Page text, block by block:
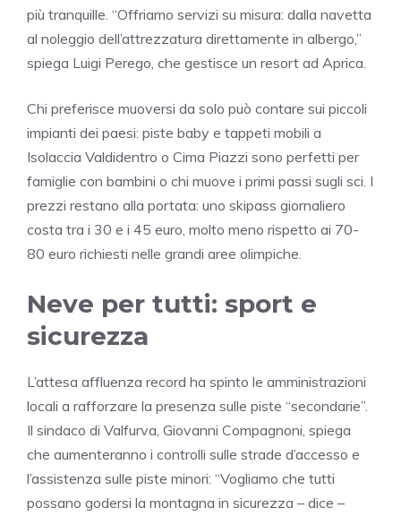
più tranquille. “Offriamo servizi su misura: dalla navetta
al noleggio dell’attrezzatura direttamente in albergo,”
spiega Luigi Perego, che gestisce un resort ad Aprica.
Chi preferisce muoversi da solo può contare sui piccoli
impianti dei paesi: piste baby e tappeti mobili a
Isolaccia Valdidentro o Cima Piazzi sono perfetti per
famiglie con bambini o chi muove i primi passi sugli sci. I
prezzi restano alla portata: uno skipass giornaliero
costa tra i 30 e i 45 euro, molto meno rispetto ai 70-
80 euro richiesti nelle grandi aree olimpiche.
Neve per tutti: sport e
sicurezza
L’attesa affluenza record ha spinto le amministrazioni
locali a rafforzare la presenza sulle piste “secondarie”.
Il sindaco di Valfurva, Giovanni Compagnoni, spiega
che aumenteranno i controlli sulle strade d’accesso e
l’assistenza sulle piste minori: “Vogliamo che tutti
possano godersi la montagna in sicurezza – dice –